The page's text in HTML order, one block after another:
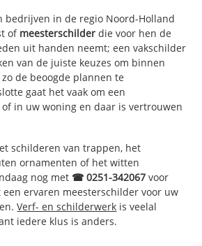
bedrijven in de regio Noord-Holland
of meesterschilder die voor hen de
uit handen neemt; een vakschilder
van de juiste keuzes om binnen
de beoogde plannen te
gaat het vaak om een
in uw woning en daar is vertrouwen
schilderen van trappen, het
ornamenten of het witten
nog met ☎ 0251-342067 voor
ervaren meesterschilder voor uw
Verf- en schilderwerk is veelal
iedere klus is anders.